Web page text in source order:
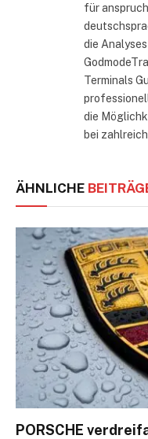
für
die
Terminals
die
bei
ÄHNLICHE
PORSCHE